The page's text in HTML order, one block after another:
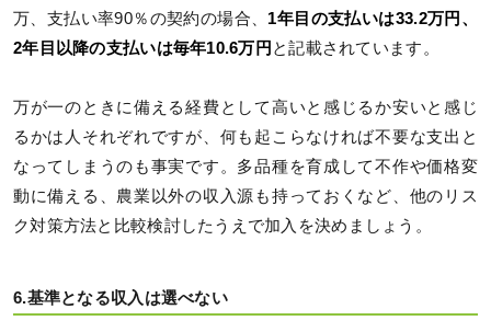
万、支払い率90％の契約の場合、 1年目の支払いは33.2万円、
2年目以降の支払いは毎年10.6万円 と記載されています。
万が一のときに備える経費として高いと感じるか安いと感じ
るかは人それぞれですが、何も起こらなければ不要な支出と
なってしまうのも事実です。多品種を育成して不作や価格変
動に備える、農業以外の収入源も持っておくなど、他のリス
ク対策方法と比較検討したうえで加入を決めましょう。
6.基準となる収入は選べない